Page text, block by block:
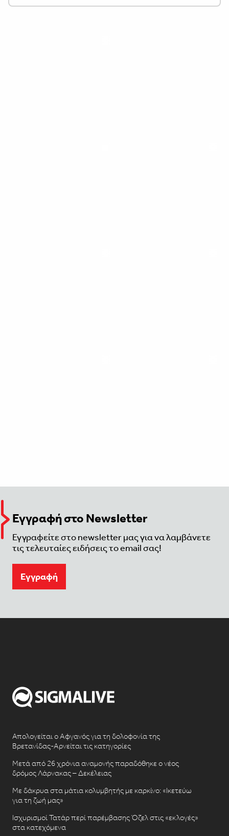
Εγγραφή στο Newsletter
Εγγραφείτε στο newsletter μας για να λαμβάνετε
τις τελευταίες ειδήσεις το email σας!
Eγγραφή
Απολογείται ο Αφγανός για τη δολοφονία της
Βρετανίδας-Αρνείται τις κατηγορίες
Μετά από 26 χρόνια αναμονής παραδόθηκε ο νέος
δρόμος Λάρνακας – Δεκέλειας
Με δάκρυα στα μάτια κολυμβητής με καρκίνο: «Ικετεύω
για τη ζωή μας»
Ισχυρισμοί Τατάρ περί παρέμβασης Όζελ στις «εκλογές»
στα κατεχόμενα